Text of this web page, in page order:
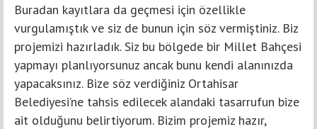
Buradan kayıtlara da geçmesi için özellikle
vurgulamıştık ve siz de bunun için söz vermiştiniz. Biz
projemizi hazırladık. Siz bu bölgede bir Millet Bahçesi
yapmayı planlıyorsunuz ancak bunu kendi alanınızda
yapacaksınız. Bize söz verdiğiniz Ortahisar
Belediyesi’ne tahsis edilecek alandaki tasarrufun bize
ait olduğunu belirtiyorum. Bizim projemiz hazır,